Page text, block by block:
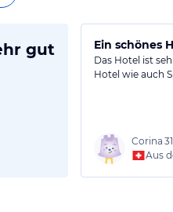
gut Ein schönes
Das Hotel ist
Hotel wie auch
Corina
Aus